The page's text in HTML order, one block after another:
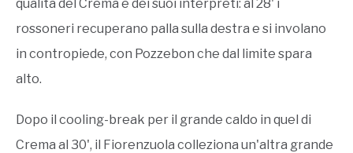
qualità del Crema e dei suoi interpreti: al 28' i
rossoneri recuperano palla sulla destra e si involano
in contropiede, con Pozzebon che dal limite spara
alto.
Dopo il cooling-break per il grande caldo in quel di
Crema al 30', il Fiorenzuola colleziona un'altra grande